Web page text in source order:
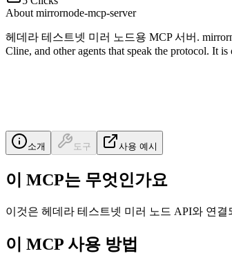
About mirrornode-mcp-server
헤데라 테스트넷 미러 노드용 MCP 서버.
Cline, and other agents that speak the protocol. It
소개 도구 사용 예시
이 MCP는 무엇인가요
이것은 헤데라 테스트넷 미러 노드 API와 연
이 MCP 사용 방법